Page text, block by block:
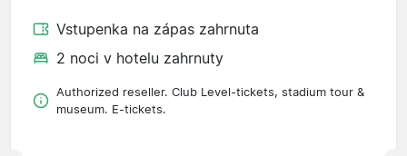
Vstupenka na zápas zahrnuta
2 noci v hotelu zahrnuty
Authorized reseller. Club Level-tickets, stadium tour &
museum. E-tickets.